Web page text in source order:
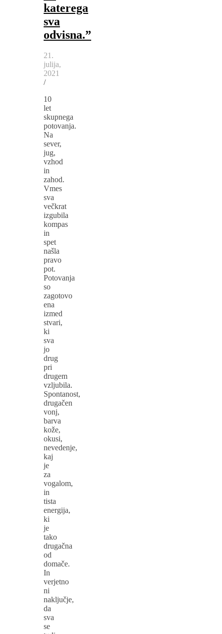
katerega
sva
odvisna.”
21.
julija,
2021
/
10
let
skupnega
potovanja.
Na
sever,
jug,
vzhod
in
zahod.
Vmes
sva
večkrat
izgubila
kompas
in
spet
našla
pravo
pot.
Potovanja
so
zagotovo
ena
izmed
stvari,
ki
sva
jo
drug
pri
drugem
vzljubila.
Spontanost,
drugačen
vonj,
barva
kože,
okusi,
nevedenje,
kaj
je
za
vogalom,
in
tista
energija,
ki
je
tako
drugačna
od
domače.
In
verjetno
ni
naključje,
da
sva
se